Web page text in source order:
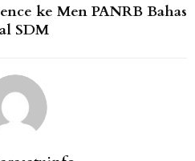
ke Men PANRB Bahas
SDM